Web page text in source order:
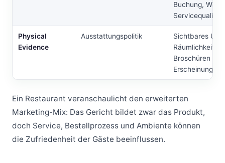
Buchung,
Servicequalität
Physical
Evidence
Ausstattungspolitik
Sichtbares
Broschüren und
Ein Restaurant veranschaulicht den erweiterten
Marketing-Mix: Das Gericht bildet zwar das Produkt,
doch Service, Bestellprozess und Ambiente können
die Zufriedenheit der Gäste beeinflussen.